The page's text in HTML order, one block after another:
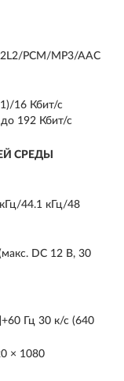
PCM/MP3/AAC
16 Кбит/с
192 Кбит/с
СРЕДЫ
44.1 кГц/48
DC 12 В, 30
Гц 30 к/с (640
× 1080